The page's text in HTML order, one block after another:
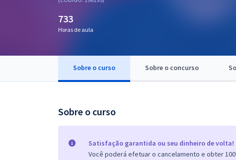
OAB
733
Horas de aula
Sobre o curso Sobre o concurso
Sobre o curso
Satisfação garantida ou seu dinheiro de volta!
Você poderá efetuar o cancelamento e obter